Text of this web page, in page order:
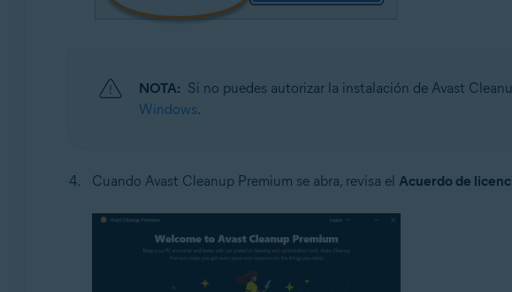
NOTA: Si no puedes autorizar la instalación de Avast
Windows.
Cuando Avast Cleanup Premium se abra, revisa el Acuerdo de